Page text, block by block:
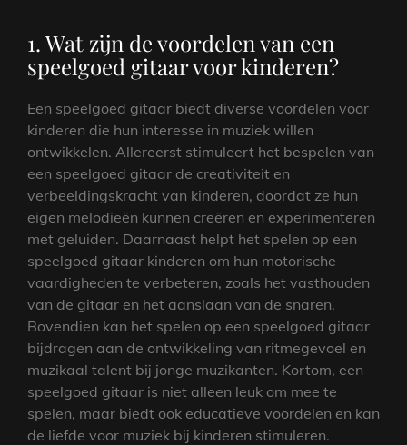
1. Wat zijn de voordelen van een
speelgoed gitaar voor kinderen?
Een speelgoed gitaar biedt diverse voordelen voor
kinderen die hun interesse in muziek willen
ontwikkelen. Allereerst stimuleert het bespelen van
een speelgoed gitaar de creativiteit en
verbeeldingskracht van kinderen, doordat ze hun
eigen melodieën kunnen creëren en experimenteren
met geluiden. Daarnaast helpt het spelen op een
speelgoed gitaar kinderen om hun motorische
vaardigheden te verbeteren, zoals het vasthouden
van de gitaar en het aanslaan van de snaren.
Bovendien kan het spelen op een speelgoed gitaar
bijdragen aan de ontwikkeling van ritmegevoel en
muzikaal talent bij jonge muzikanten. Kortom, een
speelgoed gitaar is niet alleen leuk om mee te
spelen, maar biedt ook educatieve voordelen en kan
de liefde voor muziek bij kinderen stimuleren.